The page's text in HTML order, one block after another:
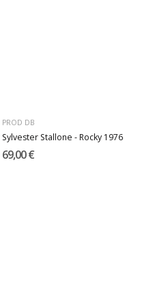
PROD DB
Sylvester Stallone - Rocky 1976
69,00 €